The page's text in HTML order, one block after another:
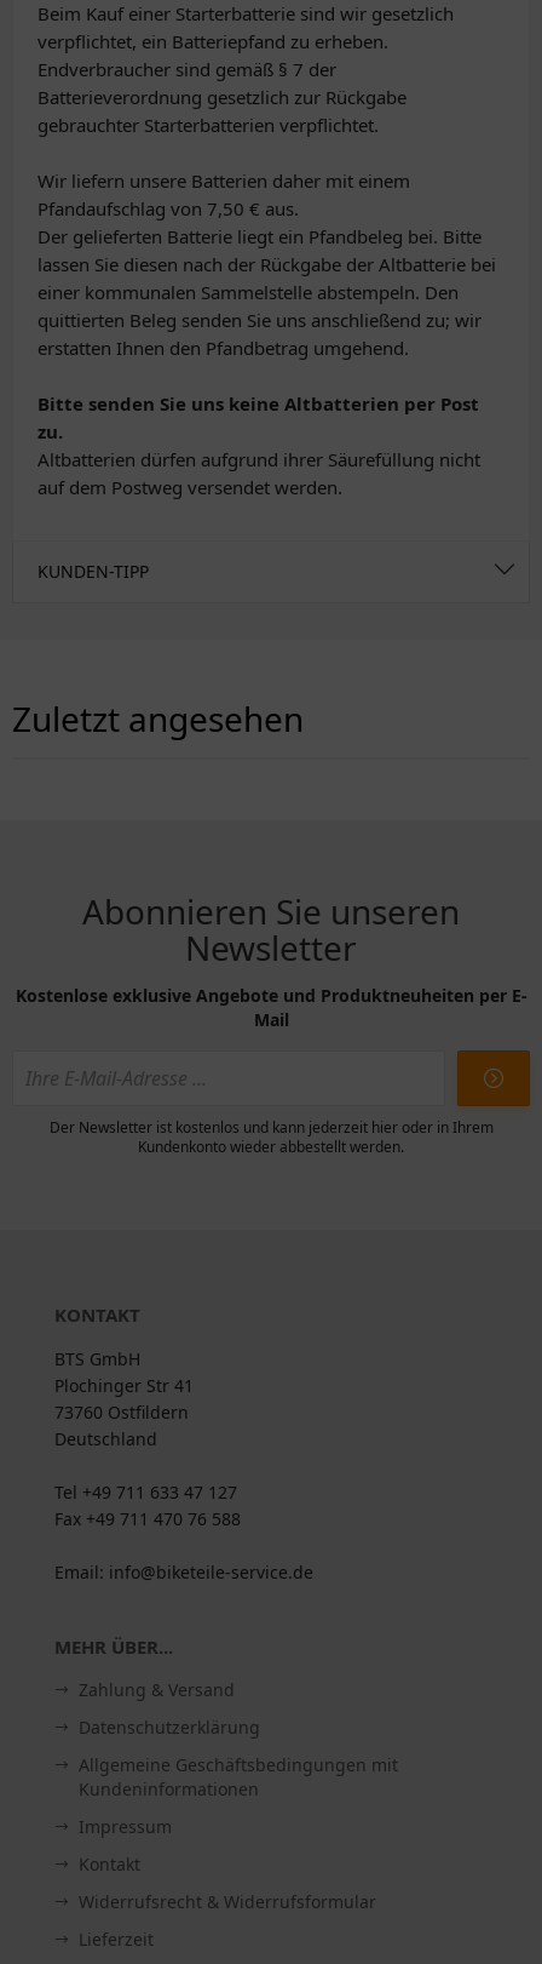
Beim Kauf einer Starterbatterie sind wir gesetzlich
verpflichtet, ein Batteriepfand zu erheben.
Endverbraucher sind gemäß § 7 der
Batterieverordnung gesetzlich zur Rückgabe
gebrauchter Starterbatterien verpflichtet.
Wir liefern unsere Batterien daher mit einem
Pfandaufschlag von 7,50 € aus.
Der gelieferten Batterie liegt ein Pfandbeleg bei. Bitte
lassen Sie diesen nach der Rückgabe der Altbatterie bei
einer kommunalen Sammelstelle abstempeln. Den
quittierten Beleg senden Sie uns anschließend zu; wir
erstatten Ihnen den Pfandbetrag umgehend.
Bitte senden Sie uns keine Altbatterien per Post
zu.
Altbatterien dürfen aufgrund ihrer Säurefüllung nicht
auf dem Postweg versendet werden.
KUNDEN-TIPP
Zuletzt angesehen
Abonnieren Sie unseren
Newsletter
Kostenlose exklusive Angebote und Produktneuheiten per E-
Mail
Der Newsletter ist kostenlos und kann jederzeit hier oder in Ihrem
Kundenkonto wieder abbestellt werden.
KONTAKT
BTS GmbH
Plochinger Str 41
73760 Ostfildern
Deutschland
Tel +49 711 633 47 127
Fax +49 711 470 76 588
Email: info@biketeile-service.de
MEHR ÜBER...
Zahlung & Versand
Datenschutzerklärung
Allgemeine Geschäftsbedingungen mit
Kundeninformationen
Impressum
Kontakt
Widerrufsrecht & Widerrufsformular
Lieferzeit